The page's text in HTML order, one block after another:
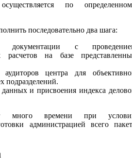
по
последовательно два шага:
с
расчетов на базе
аудиторов центра для
подразделений.
и присвоения индекса
много времени при
администрацией всего